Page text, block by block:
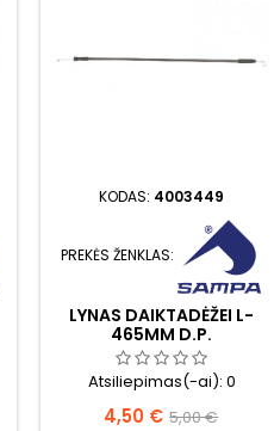
KODAS: 4003449
PREKĖS ŽENKLAS:
LYNAS DAIKTADĖŽEI L-
465MM D.P.
Atsiliepimas(-ai):0
Kaina
4,50 € Bazinė
5,00 €